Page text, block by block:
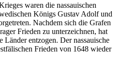
waren die nassauischen
Königs Gustav Adolf und
Nachdem sich die Grafen
Frieden zu unterzeichnen, hat
entzogen. Der nassauische
Frieden von 1648 wieder